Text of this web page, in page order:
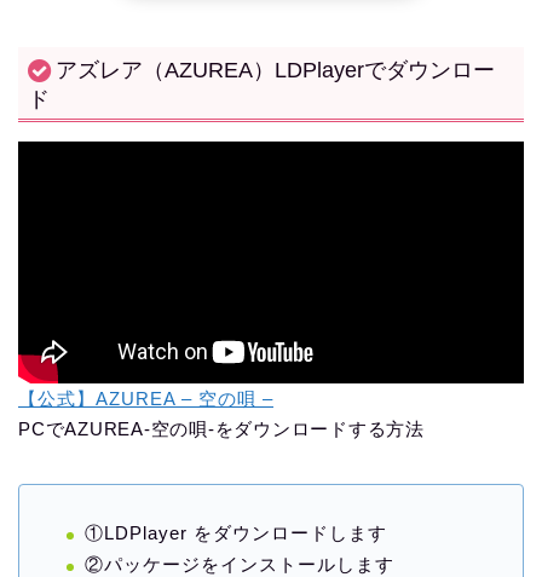
アズレア（AZUREA）LDPlayerでダウンロー
ド
【公式】AZUREA – 空の唄 –
PCでAZUREA-空の唄-をダウンロードする方法
①LDPlayer をダウンロードします
②パッケージをインストールします